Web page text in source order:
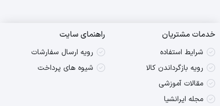
خدمات مشتریان
شرایط استفاده
رویه بازگرداندن کالا
مقالات آموزشی
مجله ایرانشیا
راهنمای سایت
رویه ارسال سفارشات
شیوه های پرداخت